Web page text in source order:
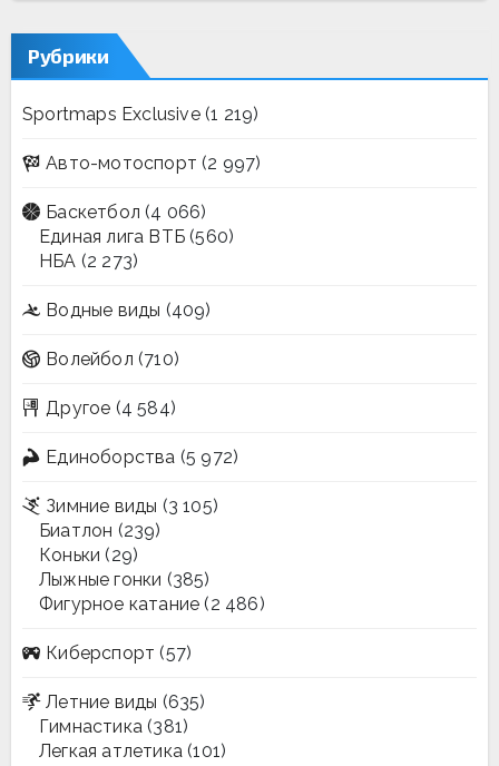
Рубрики
Sportmaps Exclusive(1 219)
Авто-мотоспорт (2 997)
Баскетбол (4 066)
Единая лига ВТБ (560)
НБА (2 273)
Водные виды (409)
Волейбол (710)
Другое (4 584)
Единоборства (5 972)
Зимние виды (3 105)
Биатлон (239)
Коньки (29)
Лыжные гонки (385)
Фигурное катание (2 486)
Киберспорт (57)
Летние виды (635)
Гимнастика (381)
Легкая атлетика (101)